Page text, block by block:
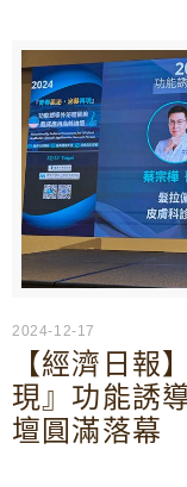
2024-12-17
【經濟日報
現』功能誘
壇圓滿落幕